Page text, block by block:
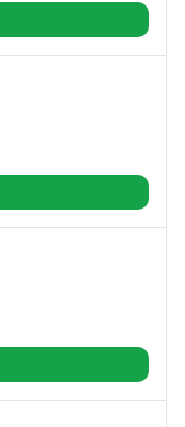
într-o filă nouă)
într-o filă nouă)
într-o filă nouă)